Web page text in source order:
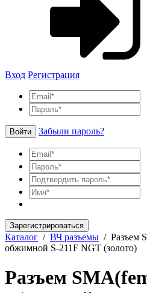
Вход Регистрация
Войти Забыли пароль?
Зарегистрироваться
Каталог / ВЧ разъемы / Разъем
обжимной S-211F NGT (золото)
Разъем